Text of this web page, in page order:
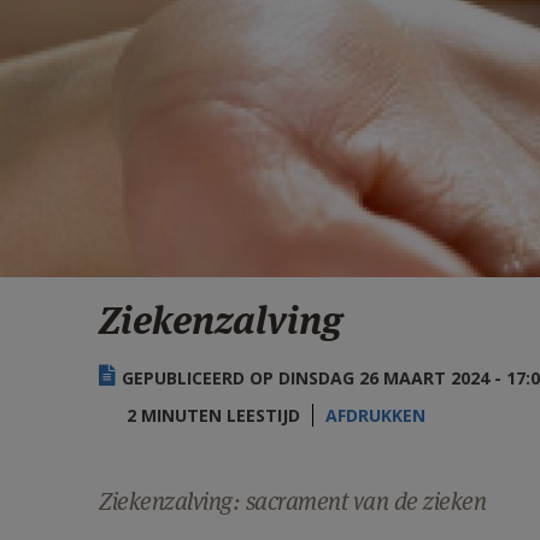
Ziekenzalving
GEPUBLICEERD OP DINSDAG 26 MAART 2024 -
2 MINUTEN LEESTIJD
AFDRUKKEN
Ziekenzalving: sacrament van de zieken